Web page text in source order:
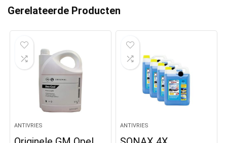
Gerelateerde Producten
ANTIVRIES ANTIVRIES